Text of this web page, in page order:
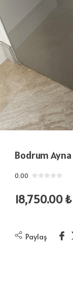
Bodrum Ayna
0.00
18,750.00₺
Paylaş